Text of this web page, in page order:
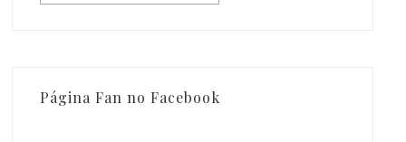
Página Fan no Facebook